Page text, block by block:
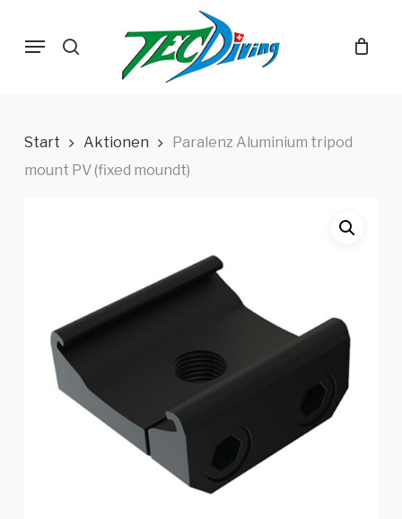
search
Menu
Start Aktionen
Paralenz Aluminium tripod
mount PV (fixed moundt)